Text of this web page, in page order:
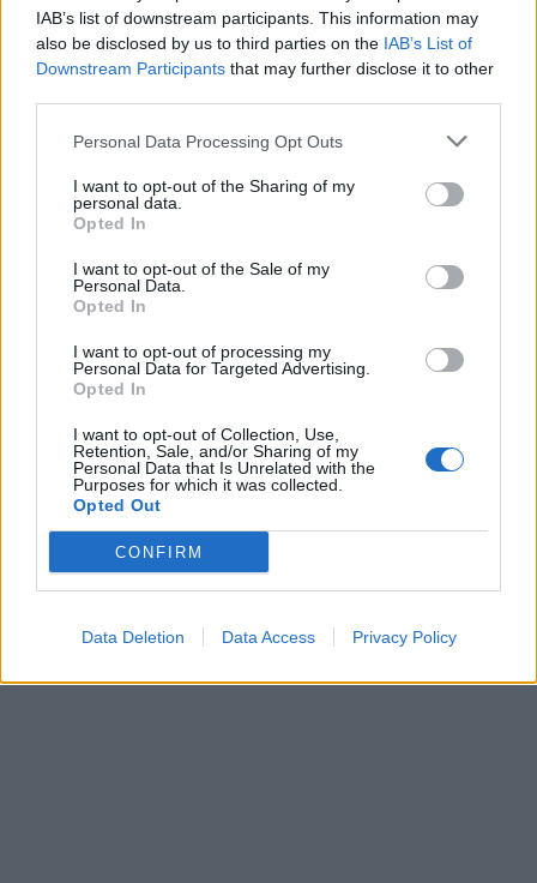
IAB’s list of downstream participants. This information may
also be disclosed by us to third parties on the IAB’s List of
Downstream Participants that may further disclose it to other
Personal Data Processing Opt Outs
I want to opt-out of the Sharing of my
personal data.
Opted In
I want to opt-out of the Sale of my
Personal Data.
Opted In
I want to opt-out of processing my
Personal Data for Targeted Advertising.
Opted In
I want to opt-out of Collection, Use,
Retention, Sale, and/or Sharing of my
Personal Data that Is Unrelated with the
Purposes for which it was collected.
Opted Out
CONFIRM
Data Deletion Data Access Privacy Policy
εμφανή από τα αποτελέσματα του πρώτου τριμήνου που θα
ξεκινούν να ανακοινώνουν.
Τραβάει τη γροuσουζιά σαν
μαγνńτης: Το φυτό που φέρνει
κακοτuχία στο σπίτι, αν το έχετε
πετάξτε το αμέσως
Γεράσιμος Σκιαδαρέσης – Απώλεια
για τον ηθοποιό!: «Καλό ταξίδι